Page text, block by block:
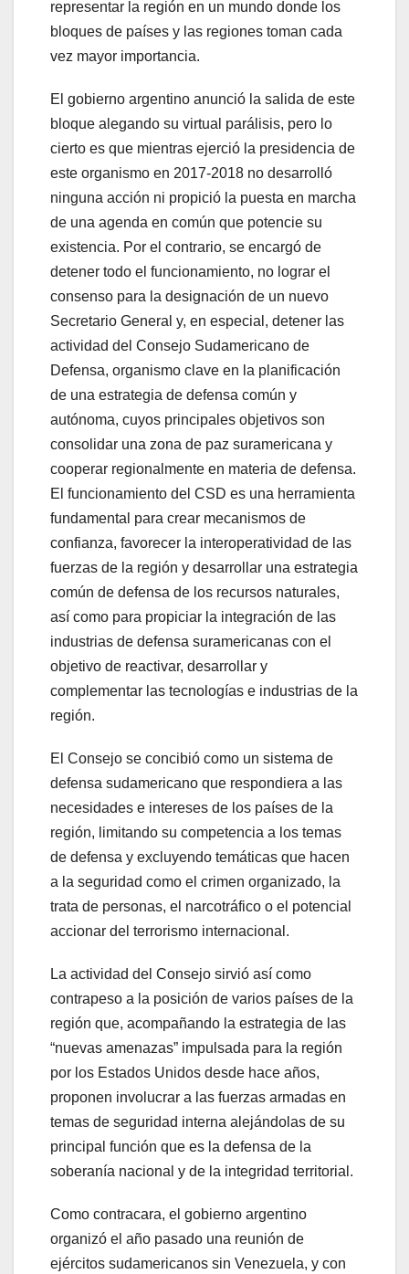
representar la región en un mundo donde los
bloques de países y las regiones toman cada
vez mayor importancia.
El gobierno argentino anunció la salida de este
bloque alegando su virtual parálisis, pero lo
cierto es que mientras ejerció la presidencia de
este organismo en 2017-2018 no desarrolló
ninguna acción ni propició la puesta en marcha
de una agenda en común que potencie su
existencia. Por el contrario, se encargó de
detener todo el funcionamiento, no lograr el
consenso para la designación de un nuevo
Secretario General y, en especial, detener las
actividad del Consejo Sudamericano de
Defensa, organismo clave en la planificación
de una estrategia de defensa común y
autónoma, cuyos principales objetivos son
consolidar una zona de paz suramericana y
cooperar regionalmente en materia de defensa.
El funcionamiento del CSD es una herramienta
fundamental para crear mecanismos de
confianza, favorecer la interoperatividad de las
fuerzas de la región y desarrollar una estrategia
común de defensa de los recursos naturales,
así como para propiciar la integración de las
industrias de defensa suramericanas con el
objetivo de reactivar, desarrollar y
complementar las tecnologías e industrias de la
región.
El Consejo se concibió como un sistema de
defensa sudamericano que respondiera a las
necesidades e intereses de los países de la
región, limitando su competencia a los temas
de defensa y excluyendo temáticas que hacen
a la seguridad como el crimen organizado, la
trata de personas, el narcotráfico o el potencial
accionar del terrorismo internacional.
La actividad del Consejo sirvió así como
contrapeso a la posición de varios países de la
región que, acompañando la estrategia de las
“nuevas amenazas” impulsada para la región
por los Estados Unidos desde hace años,
proponen involucrar a las fuerzas armadas en
temas de seguridad interna alejándolas de su
principal función que es la defensa de la
soberanía nacional y de la integridad territorial.
Como contracara, el gobierno argentino
organizó el año pasado una reunión de
ejércitos sudamericanos sin Venezuela, y con